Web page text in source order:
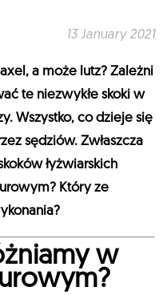
13 January 2021
a może lutz? Zależni
te niezwykłe skoki w
Wszystko, co dzieje się
sędziów. Zwłaszcza
łyżwiarskich
Który ze
w